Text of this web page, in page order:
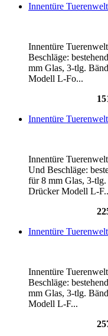
Innentüre
Innentüre
Beschläge:
mm Glas, 3-tlg.
Modell L-Fo...
Innentüre
Innentüre
Und Beschläge:
für 8 mm Glas, 3-
Drücker Modell L-
Innentüre
Innentüre
Beschläge:
mm Glas, 3-tlg.
Modell L-F...